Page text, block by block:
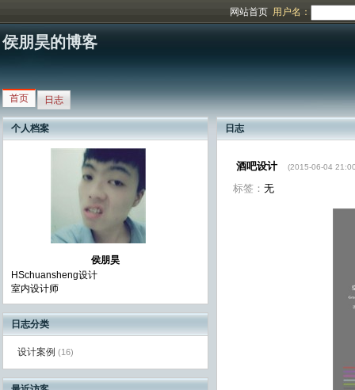
网站首页 用户名：
侯朋昊的博客
首页 日志
个人档案
侯朋昊
HSchuansheng设计
室内设计师
日志分类
设计案例 (16)
日志
酒吧设计 (2015-06-04
标签： 无